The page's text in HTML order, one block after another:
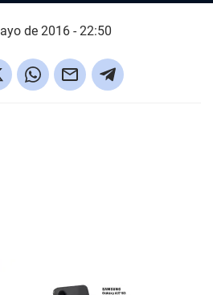
de 2016 - 22:50